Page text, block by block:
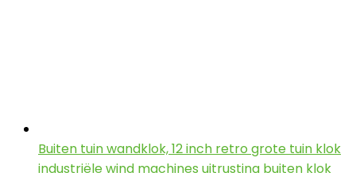
Buiten tuin wandklok, 12 inch retro grote tuin klok
industriële wind machines uitrusting buiten klok